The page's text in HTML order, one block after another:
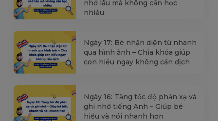
nhớ lâu mà không cần học
nhiều
Ngày 17: Bé nhận diện từ nhanh
qua hình ảnh – Chìa khóa giúp
con hiểu ngay không cần dịch
Ngày 16: Tăng tốc độ phản xạ và
ghi nhớ tiếng Anh – Giúp bé
hiểu và nói nhanh hơn